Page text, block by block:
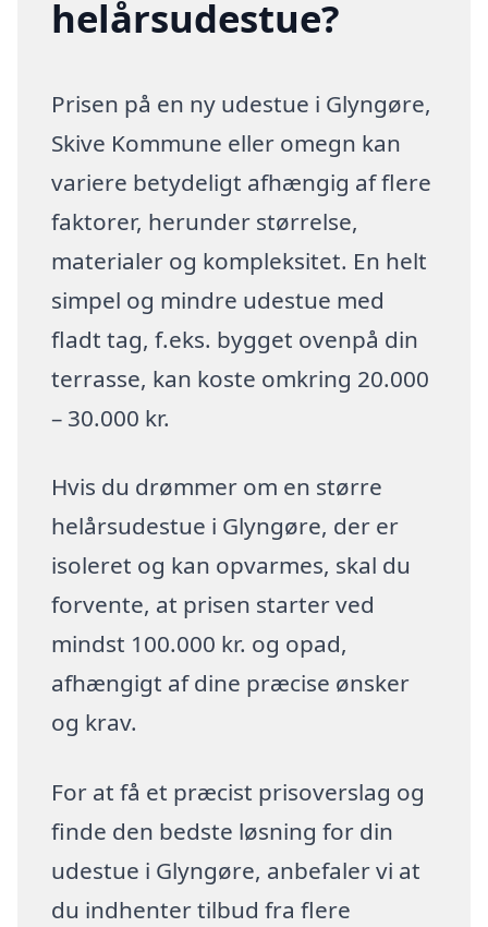
helårsudestue?
Prisen på en ny udestue i Glyngøre,
Skive Kommune eller omegn kan
variere betydeligt afhængig af flere
faktorer, herunder størrelse,
materialer og kompleksitet. En helt
simpel og mindre udestue med
fladt tag, f.eks. bygget ovenpå din
terrasse, kan koste omkring 20.000
– 30.000 kr.
Hvis du drømmer om en større
helårsudestue i Glyngøre, der er
isoleret og kan opvarmes, skal du
forvente, at prisen starter ved
mindst 100.000 kr. og opad,
afhængigt af dine præcise ønsker
og krav.
For at få et præcist prisoverslag og
finde den bedste løsning for din
udestue i Glyngøre, anbefaler vi at
du indhenter tilbud fra flere